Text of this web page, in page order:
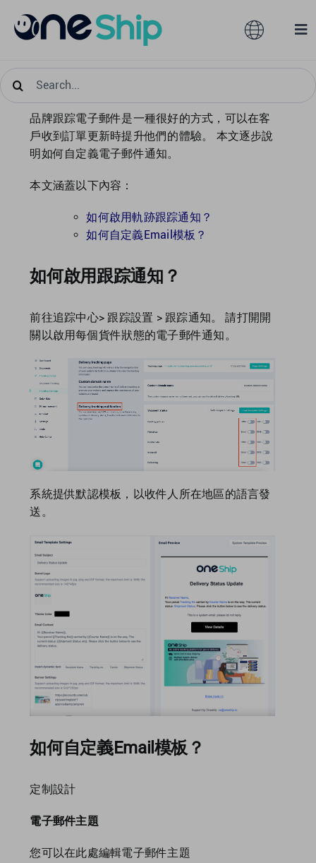
content
Toggle
全球
澳大利亞
香港
馬來西亞
台灣
新加坡
英國
美國
解決方案
產品服務
合作夥伴
服務訂閱
資源
關於
Search
for:
品牌跟踪電子郵件是一種很好的方式，可以在客
戶收到訂單更新時提升他們的體驗。 本文逐步說
明如何自定義電子郵件通知。
本文涵蓋以下內容：
如何啟用軌跡跟踪通知？
如何自定義Email模板？
如何啟用跟踪通知？
前往追踪中心> 跟踪設置 > 跟踪通知。 請打開開
關以啟用每個貨件狀態的電子郵件通知。
系統提供默認模板，以收件人所在地區的語言發
送。
如何自定義Email模板？
定制設計
電子郵件主題
您可以在此處編輯電子郵件主題